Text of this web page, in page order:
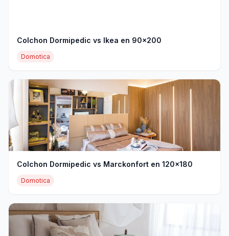
Colchon Dormipedic vs Ikea en 90x200
Domotica
Colchon Dormipedic vs Marckonfort en 120x180
Domotica